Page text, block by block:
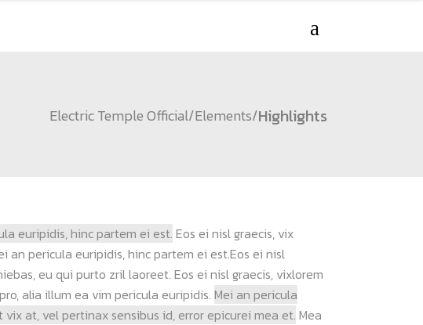
Electric Temple Official/Elements/Highlights
euripidis, hinc partem ei est. Eos ei nisl graecis, vix
an pericula euripidis, hinc partem ei est.Eos ei nisl
eu qui purto zril laoreet. Eos ei nisl graecis, vixlorem
alia illum ea vim pericula euripidis. Mei an pericula
at, vel pertinax sensibus id, error epicurei mea et. Mea